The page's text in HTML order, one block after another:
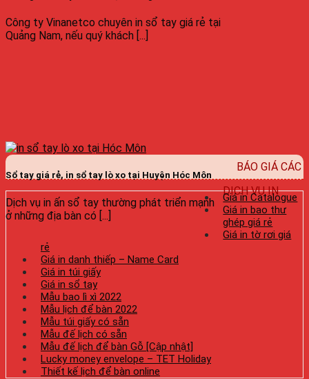
Công ty Vinanetco chuyên in sổ tay giá rẻ tại
Quảng Nam, nếu quý khách [...]
Sổ tay giá rẻ, in sổ tay lò xo tại Huyện Hóc Môn
Dịch vụ in ấn sổ tay thường phát triển mạnh
ở những địa bàn có [...]
BÁO GIÁ CÁC
DỊCH VỤ IN
Giá in Catalogue
Giá in bao thư
ghép giá rẻ
Giá in tờ rơi giá
rẻ
Giá in danh thiếp – Name Card
Giá in túi giấy
Giá in sổ tay
Mẫu bao lì xì 2022
Mẫu lịch để bàn 2022
Mẫu túi giấy có sẵn
Mẫu đế lịch có sẵn
Mẫu đế lịch để bàn Gỗ [Cập nhật]
Lucky money envelope – TET Holiday
Thiết kế lịch để bàn online